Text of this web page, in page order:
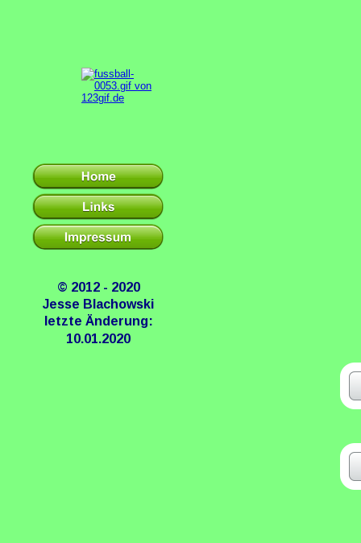
© 2012 - 2020
Jesse Blachowski
letzte Änderung:
10.01.2020